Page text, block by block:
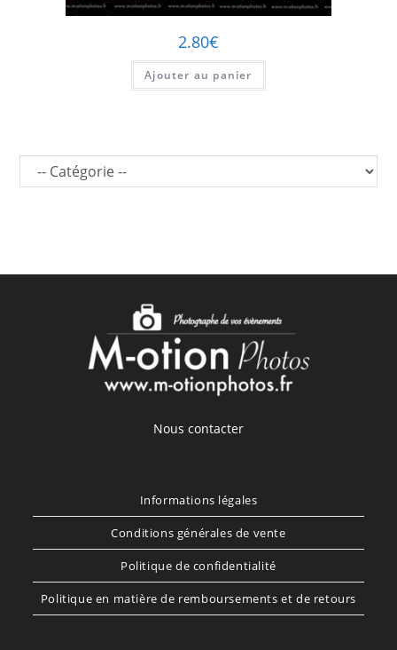
2.80€
Ajouter au panier
Nous contacter
Informations légales
Conditions générales de vente
Politique de confidentialité
Politique en matière de remboursements et de retours